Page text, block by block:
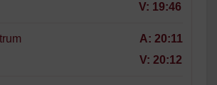
V: 19:46
A: 20:11
V: 20:12